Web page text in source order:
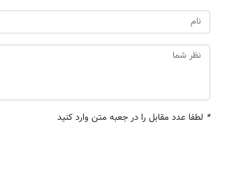
* لطفا عدد مقابل را در جعبه متن وارد کنید